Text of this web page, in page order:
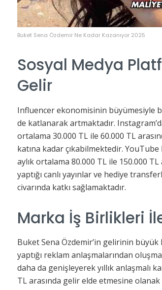
Buket Sena Özdemir Ne Kadar Kazanıyor 2025
Sosyal Medya
Gelir
Influencer ekonomisinin büyümesiyle
de katlanarak artmaktadır.
ortalama 30.000 TL ile 60.000 TL
katına kadar çıkabilmektedir.
aylık ortalama 80.000 TL ile 150.000
yaptığı canlı yayınlar ve hediye
civarında katkı sağlamaktadır.
Marka İş Birlikleri
Buket Sena Özdemir’in gelirinin büyük
yaptığı reklam anlaşmalarından
daha da genişleyerek yıllık anlaşmalı
TL arasında gelir elde etmesine olanak